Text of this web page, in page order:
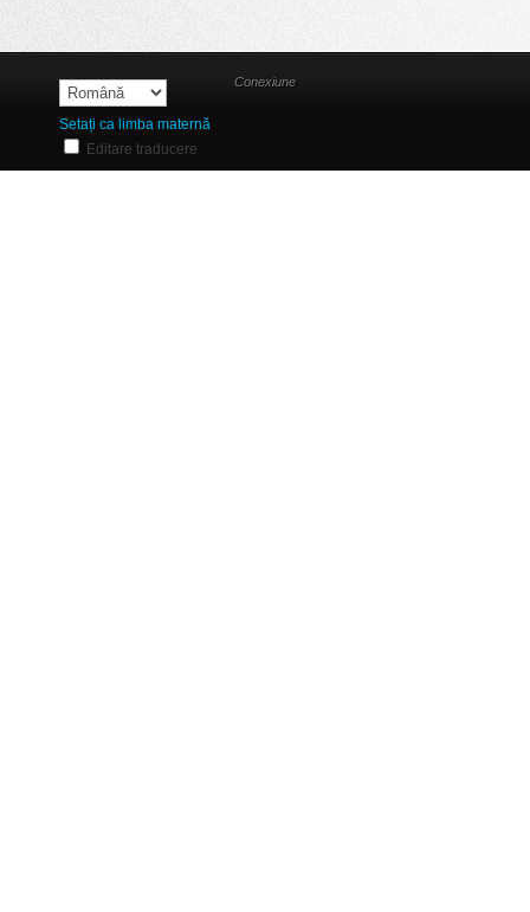
Setați ca limba maternă
Editare traducere
Conexiune